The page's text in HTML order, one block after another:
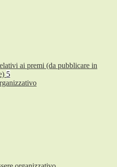
ai premi (da pubblicare in
5